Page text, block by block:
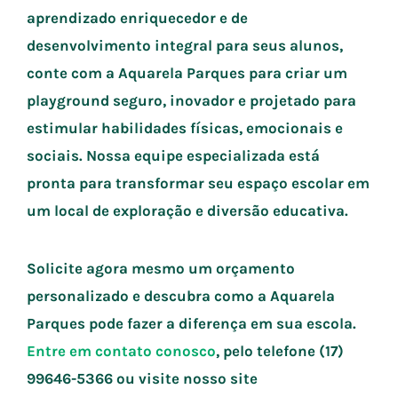
aprendizado enriquecedor e de
desenvolvimento integral para seus alunos,
conte com a Aquarela Parques para criar um
playground seguro, inovador e projetado para
estimular habilidades físicas, emocionais e
sociais. Nossa equipe especializada está
pronta para transformar seu espaço escolar em
um local de exploração e diversão educativa.
Solicite agora mesmo um orçamento
personalizado e descubra como a Aquarela
Parques pode fazer a diferença em sua escola.
Entre em contato conosco, pelo telefone (17)
99646-5366 ou visite nosso site